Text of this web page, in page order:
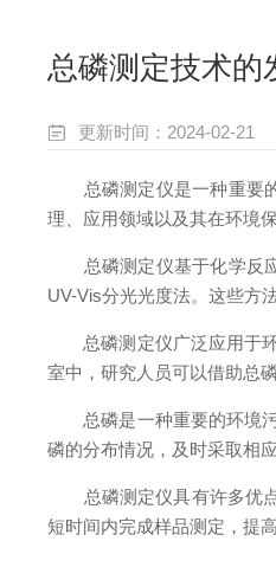
总磷测定技术的
更新时间：2024-02-21
总磷测定仪是一种重要的
理、应用领域以及其在环境
总磷测定仪基于化学反应
UV-Vis分光光度法。这些方
总磷测定仪广泛应用于环
室中，研究人员可以借助总
总磷是一种重要的环境污
磷的分布情况，及时采取相
总磷测定仪具有许多优点
短时间内完成样品测定，提